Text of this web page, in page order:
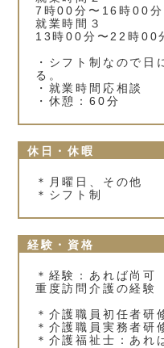
7時00分〜16時00分
就業時間３
13時00分〜22時00
・シフト制なので日
る。
・就業時間応相談
・休憩：60分
休日・休暇
＊月曜日、その他
＊シフト制
経験・資格
＊経験：あれば尚可
重度訪問介護の経験
＊介護職員初任者研
＊介護職員実務者研
＊介護福祉士：あれ